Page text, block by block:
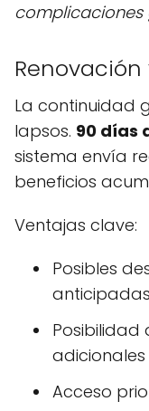
complicaciones
La continuidad
lapsos. 90 días
sistema envía
beneficios
Ventajas clave:
Posibles
anticipadas
Posibilidad
adicionales
Acceso